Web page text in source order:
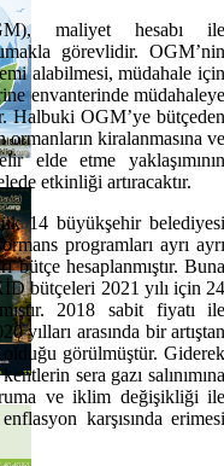
maliyet hesabı
görevlidir.
alabilmesi, müdahale
envanterinde
Halbuki OGM’ye
kiralanmasına
elde etme
etkinliği artıracaktır.
14 büyükşehir
programları ayrı
hesaplanmıştır.
bütçeleri 2021 yılı için
2018 sabit fiyatı
yılları arasında bir
olduğu görülmüştür.
sera gazı
ve iklim değişikliği
karşısında